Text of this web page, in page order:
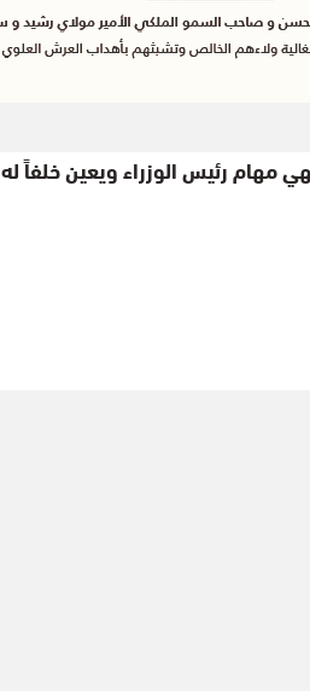
مهام رئيس الوزراء ويعين خلفاً له